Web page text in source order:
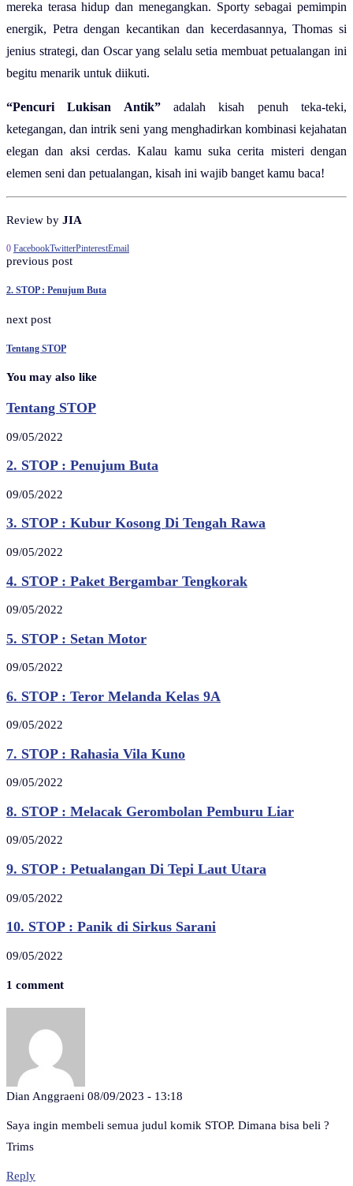
mereka terasa hidup dan menegangkan. Sporty sebagai pemimpin
energik, Petra dengan kecantikan dan kecerdasannya, Thomas si
jenius strategi, dan Oscar yang selalu setia membuat petualangan ini
begitu menarik untuk diikuti.
“Pencuri Lukisan Antik”adalah kisah penuh teka-teki,
ketegangan, dan intrik seni yang menghadirkan kombinasi kejahatan
elegan dan aksi cerdas. Kalau kamu suka cerita misteri dengan
elemen seni dan petualangan, kisah ini wajib banget kamu baca!
Review by JIA
0 FacebookTwitterPinterestEmail
previous post
2. STOP : Penujum Buta
next post
Tentang STOP
You may also like
Tentang STOP
09/05/2022
2. STOP : Penujum Buta
09/05/2022
3. STOP : Kubur Kosong Di Tengah Rawa
09/05/2022
4. STOP : Paket Bergambar Tengkorak
09/05/2022
5. STOP : Setan Motor
09/05/2022
6. STOP : Teror Melanda Kelas 9A
09/05/2022
7. STOP : Rahasia Vila Kuno
09/05/2022
8. STOP : Melacak Gerombolan Pemburu Liar
09/05/2022
9. STOP : Petualangan Di Tepi Laut Utara
09/05/2022
10. STOP : Panik di Sirkus Sarani
09/05/2022
1 comment
Dian Anggraeni 08/09/2023 - 13:18
Saya ingin membeli semua judul komik STOP. Dimana bisa beli ?
Trims
Reply